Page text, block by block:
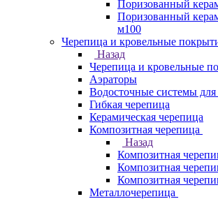
Поризованный
Поризованный
м100
Черепица и кровельные
Назад
Черепица и кровельные
Аэраторы
Водосточные системы
Гибкая черепица
Керамическая черепица
Композитная черепица
Назад
Композитная
Композитная
Композитная
Металлочерепица